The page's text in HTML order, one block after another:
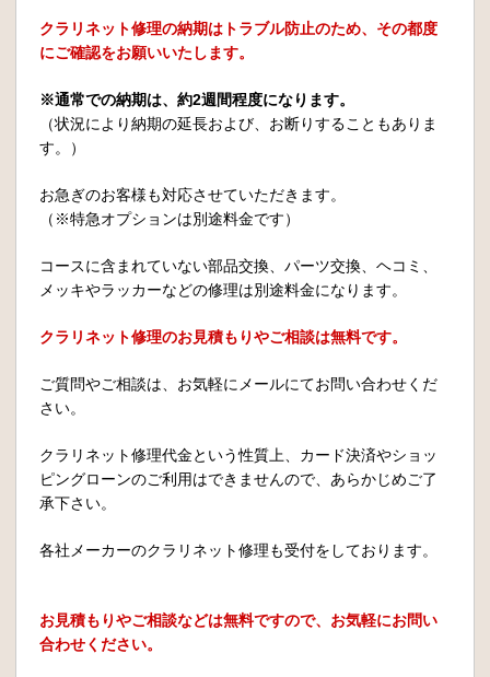
クラリネット修理の納期はトラブル防止のため、その都度
にご確認をお願いいたします。
※通常での納期は、約2週間程度になります。
（状況により納期の延長および、お断りすることもありま
す。）
お急ぎのお客様も対応させていただきます。
（※特急オプションは別途料金です）
コースに含まれていない部品交換、パーツ交換、ヘコミ、
メッキやラッカーなどの修理は別途料金になります。
クラリネット修理のお見積もりやご相談は無料です。
ご質問やご相談は、お気軽にメールにてお問い合わせくだ
さい。
クラリネット修理代金という性質上、カード決済やショッ
ピングローンのご利用はできませんので、あらかじめご了
承下さい。
各社メーカーのクラリネット修理も受付をしております。
お見積もりやご相談などは無料ですので、お気軽にお問い
合わせください。